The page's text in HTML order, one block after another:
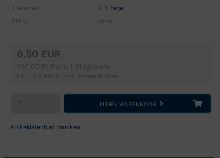
Lieferzeit:
3-4 Tage
HAN:
art-nr
6,50 EUR
100,00 EUR pro 1 Kilogramm
inkl. 19 % MwSt. zzgl. Versandkosten
IN DEN WARENKORB
Artikeldatenblatt drucken